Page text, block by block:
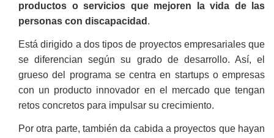
productos o servicios que mejoren la vida de las
personas con discapacidad .
Está dirigido a dos tipos de proyectos empresariales que
se diferencian según su grado de desarrollo. Así, el
grueso del programa se centra en startups o empresas
con un producto innovador en el mercado que tengan
retos concretos para impulsar su crecimiento.
Por otra parte, también da cabida a proyectos que hayan